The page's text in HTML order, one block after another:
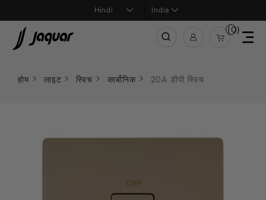
India
(0)
होम लाइट स्विच कार्बोनिक 20A डीपी स्विच